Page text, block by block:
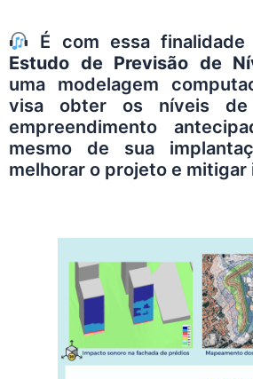
É com essa
Estudo de Previsão de
uma modelagem
visa obter os níveis
empreendimento
mesmo de sua
melhorar o projeto e mitigar